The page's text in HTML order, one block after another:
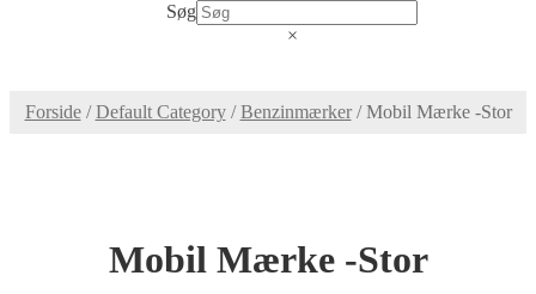
Søg
×
Forside/Default Category/Benzinmærker/Mobil Mærke -Stor
Mobil Mærke -Stor